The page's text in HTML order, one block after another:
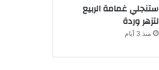
ستنجلي غمامة الربيع
لتزهر وردة
منذ 3 أيام